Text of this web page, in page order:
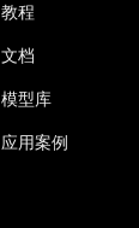
教程
文档
模型库
应用案例